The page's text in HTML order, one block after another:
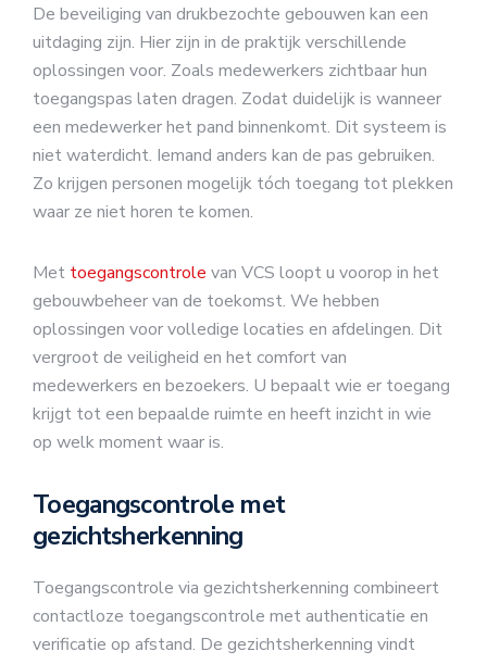
De beveiliging van drukbezochte gebouwen kan een
uitdaging zijn. Hier zijn in de praktijk verschillende
oplossingen voor. Zoals medewerkers zichtbaar hun
toegangspas laten dragen. Zodat duidelijk is wanneer
een medewerker het pand binnenkomt. Dit systeem is
niet waterdicht. Iemand anders kan de pas gebruiken.
Zo krijgen personen mogelijk tóch toegang tot plekken
waar ze niet horen te komen.
Met toegangscontrole van VCS loopt u voorop in het
gebouwbeheer van de toekomst. We hebben
oplossingen voor volledige locaties en afdelingen. Dit
vergroot de veiligheid en het comfort van
medewerkers en bezoekers. U bepaalt wie er toegang
krijgt tot een bepaalde ruimte en heeft inzicht in wie
op welk moment waar is.
Toegangscontrole met
gezichtsherkenning
Toegangscontrole via gezichtsherkenning combineert
contactloze toegangscontrole met authenticatie en
verificatie op afstand. De gezichtsherkenning vindt